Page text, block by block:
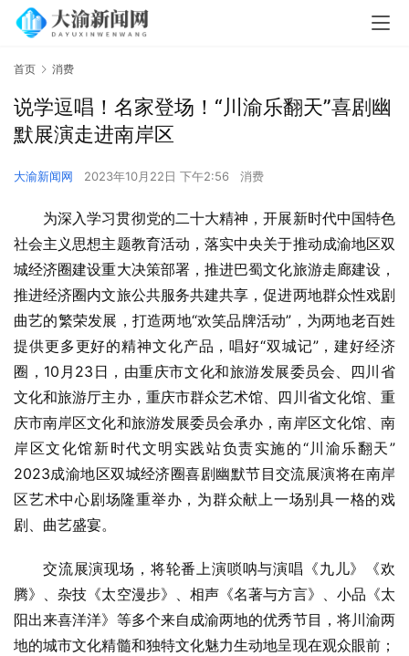
首页 消费
说学逗唱！名家登场！“川渝乐翻天”喜剧幽
默展演走进南岸区
大渝新闻网 2023年10月22日 下午2:56 消费
为深入学习贯彻党的二十大精神，开展新时代中国特色
社会主义思想主题教育活动，落实中央关于推动成渝地区双
城经济圈建设重大决策部署，推进巴蜀文化旅游走廊建设，
推进经济圈内文旅公共服务共建共享，促进两地群众性戏剧
曲艺的繁荣发展，打造两地“欢笑品牌活动”，为两地老百姓
提供更多更好的精神文化产品，唱好“双城记”，建好经济
圈，10月23日，由重庆市文化和旅游发展委员会、四川省
文化和旅游厅主办，重庆市群众艺术馆、四川省文化馆、重
庆市南岸区文化和旅游发展委员会承办，南岸区文化馆、南
岸区文化馆新时代文明实践站负责实施的“川渝乐翻天”
2023成渝地区双城经济圈喜剧幽默节目交流展演将在南岸
区艺术中心剧场隆重举办，为群众献上一场别具一格的戏
剧、曲艺盛宴。
交流展演现场，将轮番上演唢呐与演唱《九儿》《欢
腾》、杂技《太空漫步》、相声《名著与方言》、小品《太
阳出来喜洋洋》等多个来自成渝两地的优秀节目，将川渝两
地的城市文化精髓和独特文化魅力生动地呈现在观众眼前；